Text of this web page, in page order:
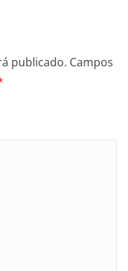
publicado. Campos